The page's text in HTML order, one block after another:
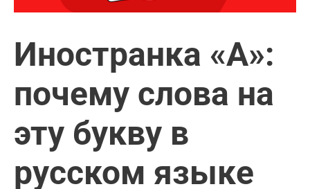
Иностранка «А»:
почему слова на
эту букву в
русском языке